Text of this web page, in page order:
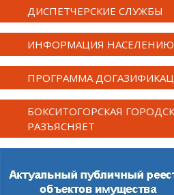
ДИСПЕТЧЕРСКИЕ СЛУЖБЫ
ИНФОРМАЦИЯ НАСЕЛЕНИЮ
ПРОГРАММА
БОКСИТОГОРСКАЯ
РАЗЪЯСНЯЕТ